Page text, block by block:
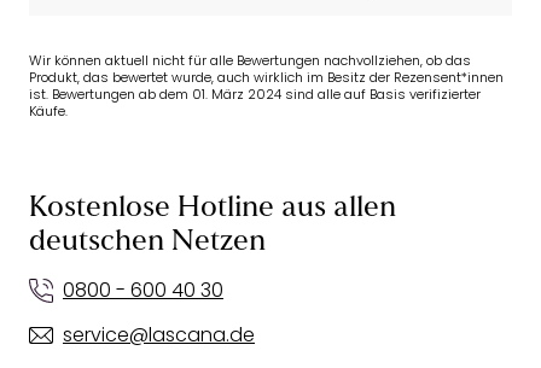
Wir können aktuell nicht für alle Bewertungen nachvollziehen, ob das
Produkt, das bewertet wurde, auch wirklich im Besitz der Rezensent*innen
ist. Bewertungen ab dem 01. März 2024 sind alle auf Basis verifizierter
Käufe.
Kostenlose Hotline aus allen
deutschen Netzen
0800 - 600 40 30
service@lascana.de